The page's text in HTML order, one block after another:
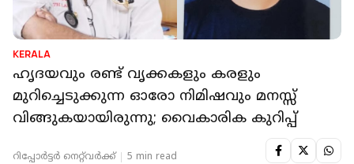
KERALA
ഹൃദയവും രണ്ട് വൃക്കകളും കരളും
മുറിച്ചെടുക്കുന്ന ഓരോ നിമിഷവും മനസ്സ്
വിങ്ങുകയായിരുന്നു; വൈകാരിക കുറിപ്പ്
റിപ്പോർട്ടർ നെറ്റ്‌വര്‍ക്ക്‌ 5 min read